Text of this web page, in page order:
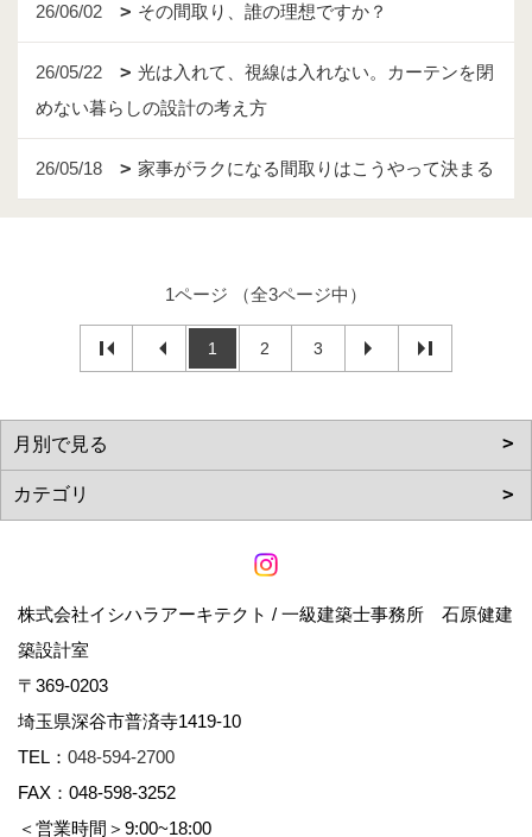
26/06/02 その間取り、誰の理想ですか？
26/05/22
光は入れて、視線は入れない。カーテンを閉
めない暮らしの設計の考え方
26/05/18 家事がラクになる間取りはこうやって決まる
1ページ （全3ページ中）
1 2 3
株式会社イシハラアーキテクト / 一級建築士事務所 石原健建
築設計室
〒369-0203
埼玉県深谷市普済寺1419-10
TEL： 048-594-2700
FAX：048-598-3252
＜営業時間＞9:00~18:00